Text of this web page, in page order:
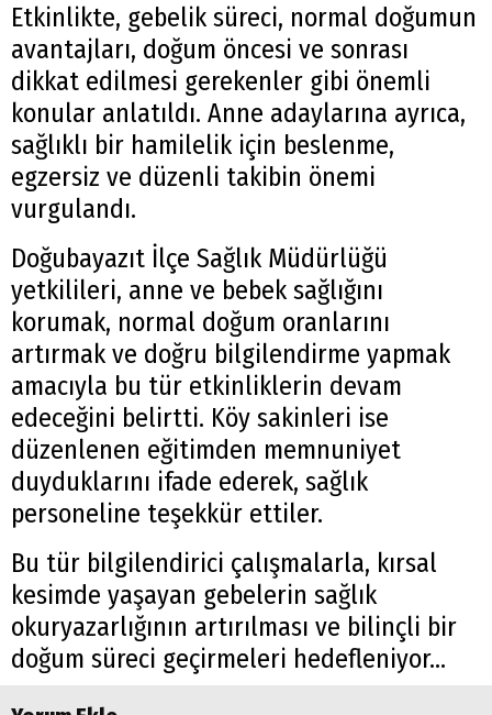
Etkinlikte, gebelik süreci, normal doğumun
avantajları, doğum öncesi ve sonrası
dikkat edilmesi gerekenler gibi önemli
konular anlatıldı. Anne adaylarına ayrıca,
sağlıklı bir hamilelik için beslenme,
egzersiz ve düzenli takibin önemi
vurgulandı.
Doğubayazıt İlçe Sağlık Müdürlüğü
yetkilileri, anne ve bebek sağlığını
korumak, normal doğum oranlarını
artırmak ve doğru bilgilendirme yapmak
amacıyla bu tür etkinliklerin devam
edeceğini belirtti. Köy sakinleri ise
düzenlenen eğitimden memnuniyet
duyduklarını ifade ederek, sağlık
personeline teşekkür ettiler.
Bu tür bilgilendirici çalışmalarla, kırsal
kesimde yaşayan gebelerin sağlık
okuryazarlığının artırılması ve bilinçli bir
doğum süreci geçirmeleri hedefleniyor...